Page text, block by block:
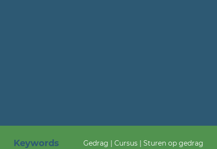
Keywords Gedrag | Cursus | Sturen op gedrag